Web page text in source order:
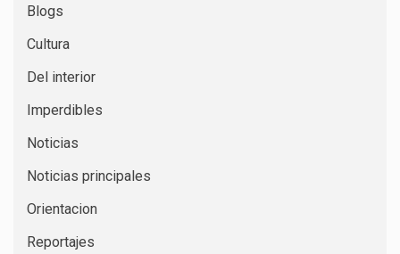
Blogs
Cultura
Del interior
Imperdibles
Noticias
Noticias principales
Orientacion
Reportajes